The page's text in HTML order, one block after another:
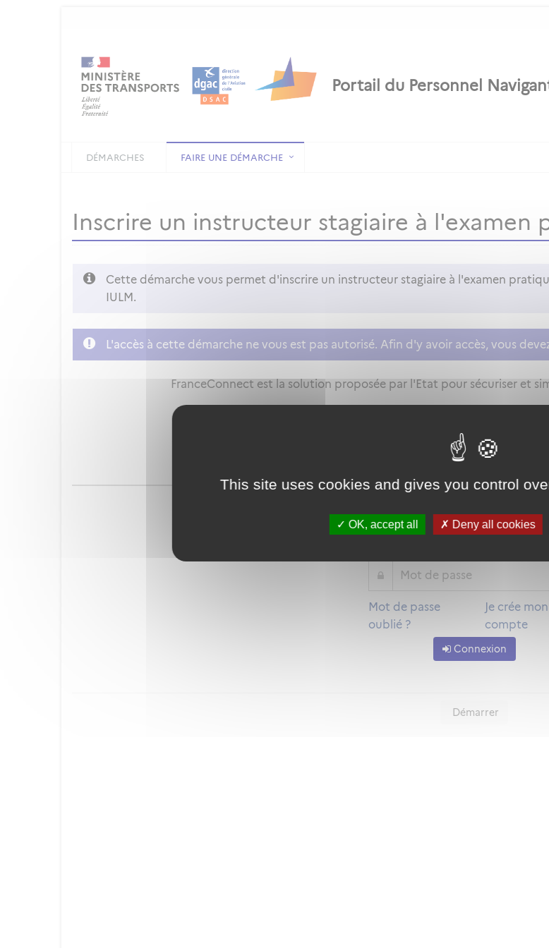
This site uses cookies and gives you control
OK, accept all Deny all cookies
DÉMARCHES FAIRE UNE DÉMARCHE
Inscrire un instructeur stagiaire à l'examen
Cette démarche vous permet d'inscrire un instructeur stagiaire à l'examen
IULM.
L'accès à cette démarche ne vous est pas autorisé. Afin d'y avoir accès, vous
FranceConnect est la solution proposée par l'Etat pour sécuriser et
Qu'est-ce que FranceConnect ?
ou
Mot de passe
oublié ?
Je crée mon
compte
Connexion
Démarrer